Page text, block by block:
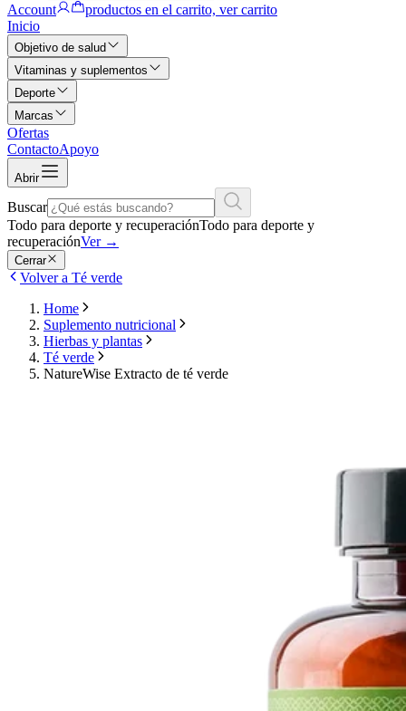
Account
productos en el carrito, ver carrito
Inicio
Objetivo de salud
Vitaminas y suplementos
Deporte
Marcas
Ofertas
ContactoApoyo
Abrir
Buscar
Todo para deporte y recuperaciónTodo para deporte y
recuperaciónVer →
Cerrar
Volver a Té verde
Home
Suplemento nutricional
Hierbas y plantas
Té verde
NatureWise Extracto de té verde